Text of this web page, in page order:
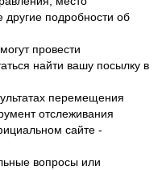
другие подробности об
провести
найти вашу посылку в
перемещения
отслеживания
сайте -
вопросы или